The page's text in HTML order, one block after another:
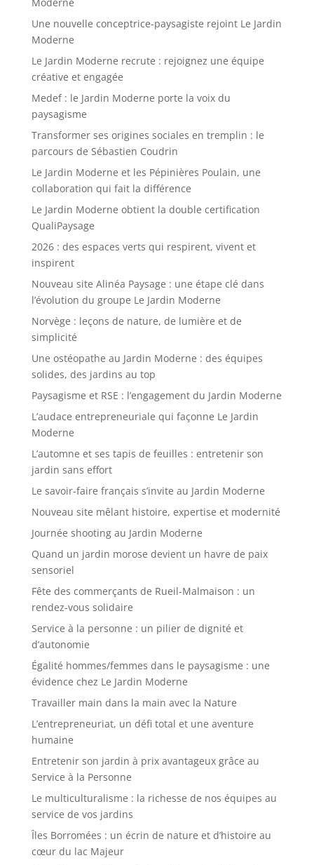
Une nouvelle conceptrice-paysagiste rejoint Le Jardin
Moderne
Le Jardin Moderne recrute : rejoignez une équipe
créative et engagée
Medef : le Jardin Moderne porte la voix du
paysagisme
Transformer ses origines sociales en tremplin : le
parcours de Sébastien Coudrin
Le Jardin Moderne et les Pépinières Poulain, une
collaboration qui fait la différence
Le Jardin Moderne obtient la double certification
QualiPaysage
2026 : des espaces verts qui respirent, vivent et
inspirent
Nouveau site Alinéa Paysage : une étape clé dans
l’évolution du groupe Le Jardin Moderne
Norvège : leçons de nature, de lumière et de
simplicité
Une ostéopathe au Jardin Moderne : des équipes
solides, des jardins au top
Paysagisme et RSE : l’engagement du Jardin Moderne
L’audace entrepreneuriale qui façonne Le Jardin
Moderne
L’automne et ses tapis de feuilles : entretenir son
jardin sans effort
Le savoir-faire français s’invite au Jardin Moderne
Nouveau site mêlant histoire, expertise et modernité
Journée shooting au Jardin Moderne
Quand un jardin morose devient un havre de paix
sensoriel
Fête des commerçants de Rueil-Malmaison : un
rendez-vous solidaire
Service à la personne : un pilier de dignité et
d’autonomie
Égalité hommes/femmes dans le paysagisme : une
évidence chez Le Jardin Moderne
Travailler main dans la main avec la Nature
L’entrepreneuriat, un défi total et une aventure
humaine
Entretenir son jardin à prix avantageux grâce au
Service à la Personne
Le multiculturalisme : la richesse de nos équipes au
service de vos jardins
Îles Borromées : un écrin de nature et d’histoire au
cœur du lac Majeur